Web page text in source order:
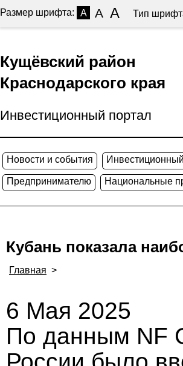
Размер шрифта: A A A Тип
Кущёвский район
Краснодарского края
Инвестиционный портал
Новости и события
Предпринимателю Национальные
Кубань показала
Главная >
6 Мая 2025
По данным NF